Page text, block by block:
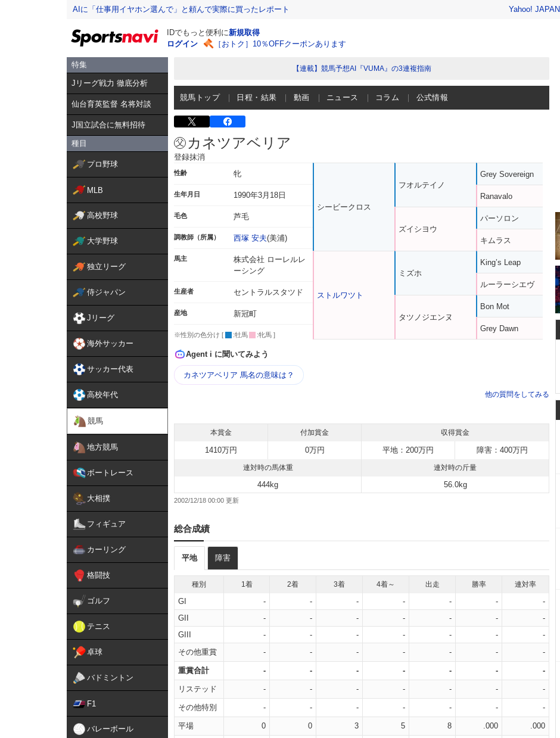
AIに「仕事用イヤホン選んで」と頼んで実際に買ったレポート Yahoo! JAPAN
IDでもっと便利に新規取得
ログイン
［おトク］10％OFFクーポンあります
特集
Jリーグ戦力 徹底分析
仙台育英監督 名将対談
J国立試合に無料招待
種目
プロ野球
MLB
高校野球
大学野球
独立リーグ
侍ジャパン
Jリーグ
海外サッカー
サッカー代表
高校年代
競馬
地方競馬
ボートレース
大相撲
フィギュア
カーリング
格闘技
ゴルフ
テニス
卓球
バドミントン
F1
バレーボール
【連載】競馬予想AI『VUMA』の3連複指南
競馬トップ 日程・結果 動画 ニュース コラム 公式情報
カネツアベリア
登録抹消
性齢 牝
生年月日 1990年3月18日
毛色 芦毛
調教師（所属） 西塚 安夫(美浦)
馬主
株式会社 ローレルレ
ーシング
生産者 セントラルスタツド
産地 新冠町
※性別の色分け [ :牡馬 :牝馬 ]
シービークロス
ストルワツト
フオルテイノ
ズイシヨウ
ミズホ
タツノジエンヌ
Grey Sovereign
Ranavalo
パーソロン
キムラス
King’s Leap
ルーラーシエヴ
Bon Mot
Grey Dawn
Agent i に聞いてみよう
カネツアベリア 馬名の意味は？
他の質問をしてみる
本賞金 付加賞金 収得賞金
1410万円 0万円 平地：200万円 障害：400万円
連対時の馬体重 連対時の斤量
444kg 56.0kg
2002/12/18 00:00
総合成績
平地 障害
種別 1着 2着 3着 4着～ 出走 勝率 連対率
GI - - - - - -
-
GII
- - - - - -
-
GIII
- - - - - -
-
その他重賞
- - - - - - -
重賞合計 - - - - - - -
リステッド - - - - - - -
その他特別 - - - - - - -
平場 0 0 3 5 8 .000 .000